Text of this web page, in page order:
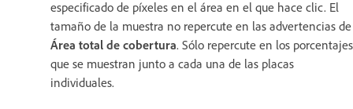
especificado de píxeles en el área en el que hace clic. El
tamaño de la muestra no repercute en las advertencias de
Área total de cobertura. Sólo repercute en los porcentajes
que se muestran junto a cada una de las placas
individuales.